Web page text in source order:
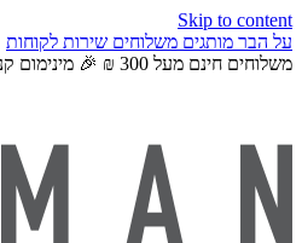
Skip to content
על הבר מותגים משלוחים שירות לקוחות
משלוחים חינם מעל 300 ₪ 🎉 מינימום קניה באתר 180 ₪ להזמנה